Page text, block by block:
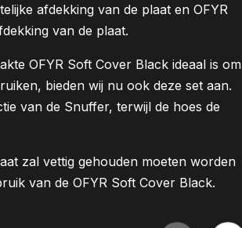
afdekking van de plaat en OFYR
van de plaat.
OFYR Soft Cover Black ideaal is om
bieden wij nu ook deze set aan.
van de Snuffer, terwijl de hoes de
zal vettig gehouden moeten worden
van de OFYR Soft Cover Black.